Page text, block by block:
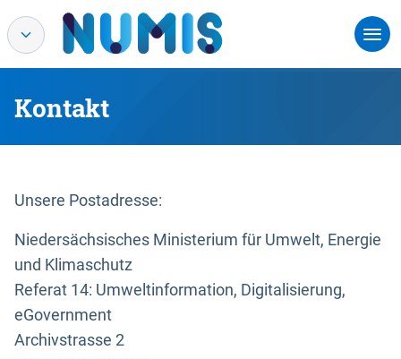
Kontakt
Unsere Postadresse:
Niedersächsisches Ministerium für Umwelt, Energie
und Klimaschutz
Referat 14: Umweltinformation, Digitalisierung,
eGovernment
Archivstrasse 2